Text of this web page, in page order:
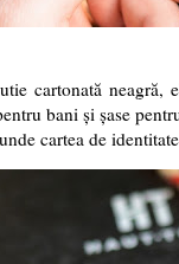
cartonată neagră,
bani și șase
cartea de